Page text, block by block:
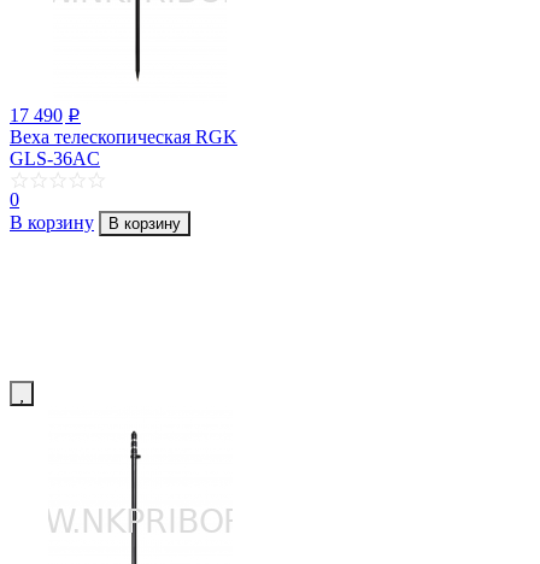
17 490 p
Веха телескопическая RGK
GLS-36AC
0
В корзину
В корзину